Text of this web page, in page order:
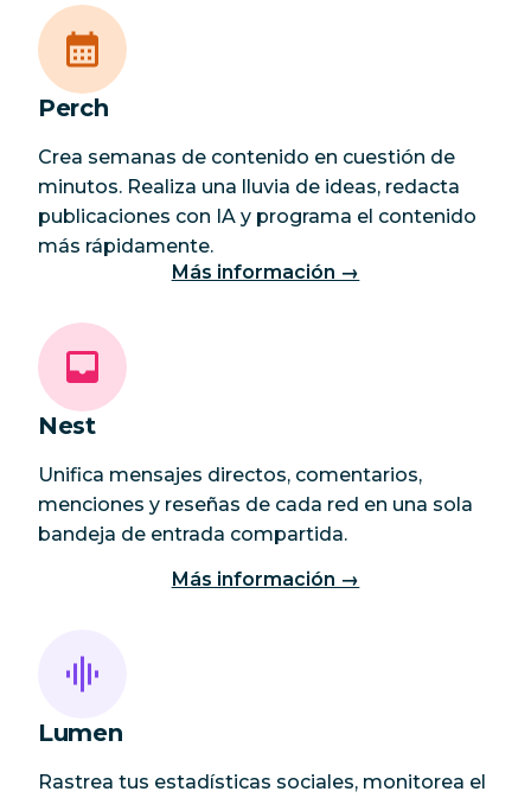
Perch
Crea semanas de contenido en cuestión de
minutos. Realiza una lluvia de ideas, redacta
publicaciones con IA y programa el contenido
más rápidamente.
Más información →
Nest
Unifica mensajes directos, comentarios,
menciones y reseñas de cada red en una sola
bandeja de entrada compartida.
Más información →
Lumen
Rastrea tus estadísticas sociales, monitorea el